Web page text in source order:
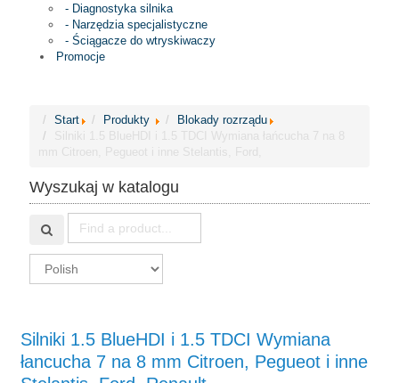
- Diagnostyka silnika
- Narzędzia specjalistyczne
- Ściągacze do wtryskiwaczy
Promocje
Start Produkty
Blokady rozrządu
Silniki 1.5 BlueHDI i 1.5 TDCI Wymiana łańcucha 7 na 8
mm Citroen, Pegueot i inne Stelantis, Ford,
Wyszukaj w katalogu
Silniki 1.5 BlueHDI i 1.5 TDCI Wymiana
łancucha 7 na 8 mm Citroen, Pegueot i inne